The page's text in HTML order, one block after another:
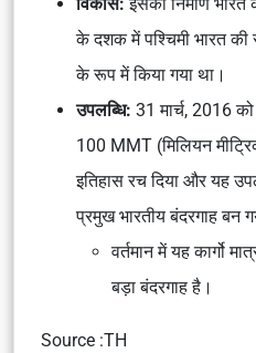
के दशक में पश्चिमी भारत की
के रूप में किया गया था।
उपलब्धि: 31 मार्च, 2016
100 MMT (मिलियन
इतिहास रच दिया और यह
प्रमुख भारतीय बंदरगाह बन
वर्तमान में यह कार्गो
बड़ा बंदरगाह है।
Source :TH